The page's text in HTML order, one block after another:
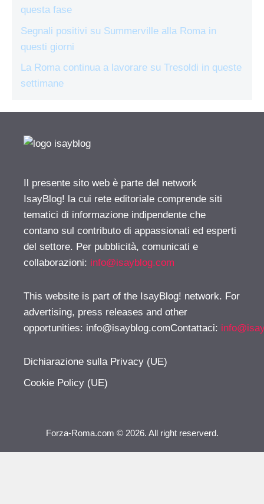
questa fase
Segnali positivi su Summerville alla Roma in
questi giorni
La Roma continua a lavorare su Tresoldi in queste
settimane
Il presente sito web è parte del network
IsayBlog! la cui rete editoriale comprende siti
tematici di informazione indipendente che
contano sul contributo di appassionati ed esperti
del settore. Per pubblicità, comunicati e
collaborazioni: info@isayblog.com
This website is part of the IsayBlog! network. For
advertising, press releases and other
opportunities: info@isayblog.comContattaci:
Dichiarazione sulla Privacy (UE)
Cookie Policy (UE)
Forza-Roma.com © 2026. All right reserverd.